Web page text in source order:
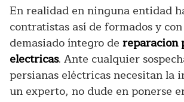
En realidad en ninguna entidad
contratistas así de formados y
demasiado íntegro de reparacion
electricas. Ante cualquier
persianas eléctricas necesitan la
un experto, no dude en ponerse